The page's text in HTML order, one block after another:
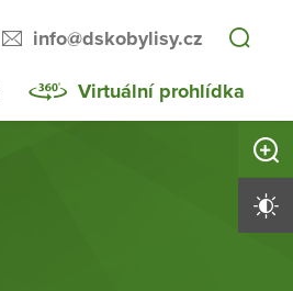
info@dskobylisy.cz
Virtuální prohlídka